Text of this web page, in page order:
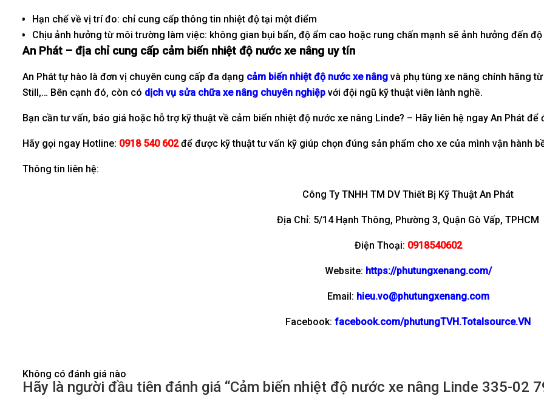
Hạn chế về vị trí đo: chỉ cung cấp thông tin nhiệt độ tại một điểm
Chịu ảnh hưởng từ môi trường làm việc: không gian bụi bẩn, độ ẩm cao hoặc rung chấn mạnh sẽ ảnh hưởng đến
An Phát – địa chỉ cung cấp cảm biến nhiệt độ nướcxe nâng uy tín
An Phát tự hào là đơn vị chuyên cung cấp đa dạng cảm biến nhiệt độ nước xe nâng và phụ tùng xe nâng chính hãng
Still,… Bên cạnh đó, còn có dịch vụ sửa chữa xe nâng chuyên nghiệp với đội ngũ kỹ thuật viên lành nghề.
Bạn cần tư vấn, báo giá hoặc hỗ trợ kỹ thuật về cảm biến nhiệt độ nước xe nâng Linde? – Hãy liên hệ ngay An Phát
Hãy gọi ngay Hotline: 0918 540 602để được kỹ thuật tư vấn kỹ giúp chọn đúng sản phẩm cho xe của mình vận hành
Thông tin liên hệ:
Công Ty TNHH TM DV Thiết Bị Kỹ Thuật An Phát
Địa Chỉ: 5/14 Hạnh Thông, Phường 3, Quận Gò Vấp, TPHCM
Điện Thoại: 0918540602
Website: https://phutungxenang.com/
Email: hieu.vo@phutungxenang.com
Facebook: facebook.com/phutungTVH.Totalsource.VN
Không có đánh giá nào
Hãy là người đầu tiên đánh giá “Cảm biến nhiệt độ nước xe nâng Linde 335-02